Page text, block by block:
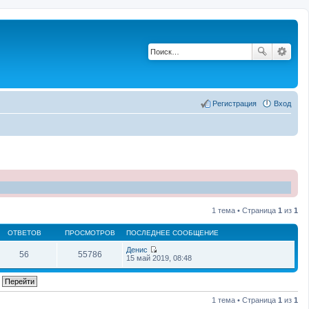
Вход
Регистрация
1 тема • Страница 1 из 1
ОТВЕТОВ ПРОСМОТРОВ ПОСЛЕДНЕЕ СООБЩЕНИЕ
56 55786
Денис
П
р
й
15 май 2019, 08:48
1 тема • Страница 1 из 1